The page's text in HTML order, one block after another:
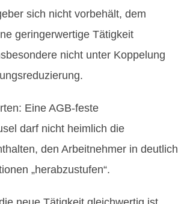
sich nicht vorbehält, dem
geringerwertige Tätigkeit
nicht unter Koppelung
Eine AGB‑feste
darf nicht heimlich die
den Arbeitnehmer in deutlich
„herabzustufen“.